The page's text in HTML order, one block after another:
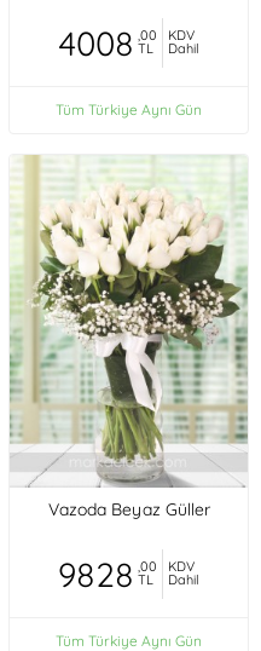
4008 ,00
TL
KDV
Dahil
Tüm Türkiye Aynı Gün
Vazoda Beyaz Güller
9828 ,00
TL
KDV
Dahil
Tüm Türkiye Aynı Gün